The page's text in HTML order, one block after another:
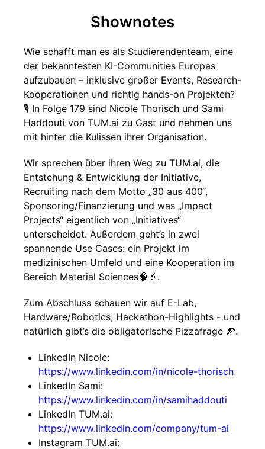
Shownotes
Wie schafft man es als Studierendenteam, eine
der bekanntesten KI-Communities Europas
aufzubauen – inklusive großer Events, Research-
Kooperationen und richtig hands-on Projekten?
🎙️ In Folge 179 sind Nicole Thorisch und Sami
Haddouti von TUM.ai zu Gast und nehmen uns
mit hinter die Kulissen ihrer Organisation.
Wir sprechen über ihren Weg zu TUM.ai, die
Entstehung & Entwicklung der Initiative,
Recruiting nach dem Motto „30 aus 400“,
Sponsoring/Finanzierung und was „Impact
Projects“ eigentlich von „Initiatives“
unterscheidet. Außerdem geht’s in zwei
spannende Use Cases: ein Projekt im
medizinischen Umfeld und eine Kooperation im
Bereich Material Sciences🧠🔬.
Zum Abschluss schauen wir auf E-Lab,
Hardware/Robotics, Hackathon-Highlights - und
natürlich gibt’s die obligatorische Pizzafrage 🍕.
LinkedIn Nicole:
https://www.linkedin.com/in/nicole-thorisch
LinkedIn Sami:
https://www.linkedin.com/in/samihaddouti
LinkedIn TUM.ai:
https://www.linkedin.com/company/tum-ai
Instagram TUM.ai: